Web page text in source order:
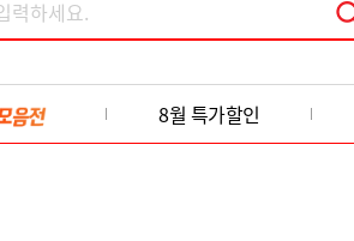
8월 특가할인